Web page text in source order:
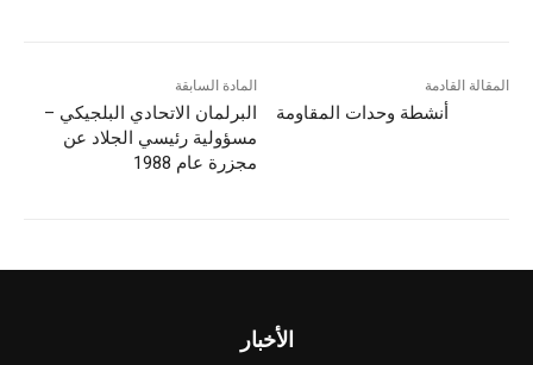
المادة السابقة
البرلمان الاتحادي البلجيكي –
مسؤولية رئيسي الجلاد عن
مجزرة عام 1988
المقالة القادمة
أنشطة وحدات المقاومة
الأخبار